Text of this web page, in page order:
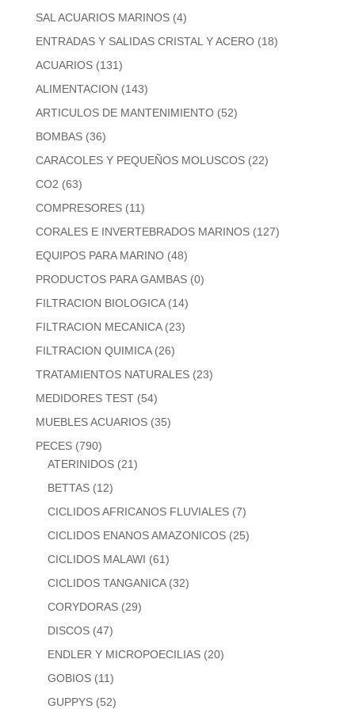
SAL ACUARIOS MARINOS (4)
ENTRADAS Y SALIDAS CRISTAL Y ACERO (18)
ACUARIOS (131)
ALIMENTACION (143)
ARTICULOS DE MANTENIMIENTO (52)
BOMBAS (36)
CARACOLES Y PEQUEÑOS MOLUSCOS (22)
CO2 (63)
COMPRESORES (11)
CORALES E INVERTEBRADOS MARINOS (127)
EQUIPOS PARA MARINO (48)
PRODUCTOS PARA GAMBAS (0)
FILTRACION BIOLOGICA (14)
FILTRACION MECANICA (23)
FILTRACION QUIMICA (26)
TRATAMIENTOS NATURALES (23)
MEDIDORES TEST (54)
MUEBLES ACUARIOS (35)
PECES (790)
ATERINIDOS (21)
BETTAS (12)
CICLIDOS AFRICANOS FLUVIALES (7)
CICLIDOS ENANOS AMAZONICOS (25)
CICLIDOS MALAWI (61)
CICLIDOS TANGANICA (32)
CORYDORAS (29)
DISCOS (47)
ENDLER Y MICROPOECILIAS (20)
GOBIOS (11)
GUPPYS (52)